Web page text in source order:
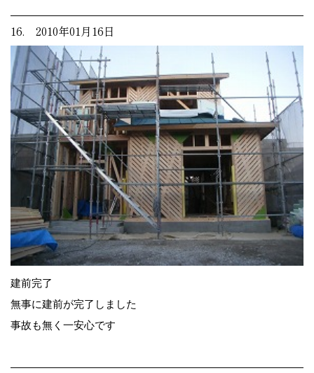
16. 2010年01月16日
建前完了
無事に建前が完了しました
事故も無く一安心です